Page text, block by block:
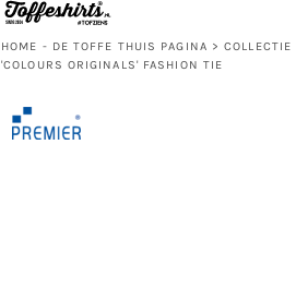
HOME - DE TOFFE THUIS PAGINA > COLLECTIE
'COLOURS ORIGINALS' FASHION TIE